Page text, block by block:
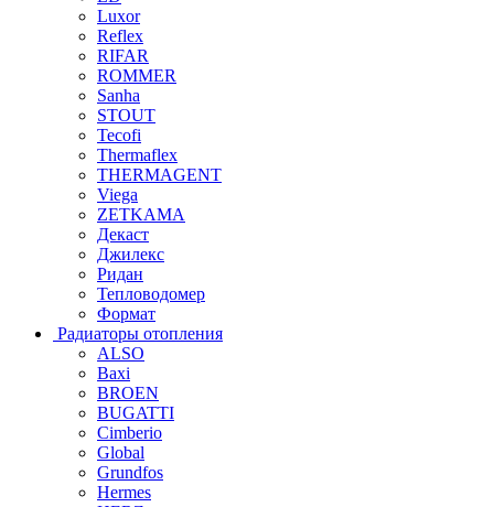
Luxor
Reflex
RIFAR
ROMMER
Sanha
STOUT
Tecofi
Thermaflex
THERMAGENT
Viega
ZETKAMA
Декаст
Джилекс
Ридан
Тепловодомер
Формат
Радиаторы отопления
ALSO
Baxi
BROEN
BUGATTI
Cimberio
Global
Grundfos
Hermes